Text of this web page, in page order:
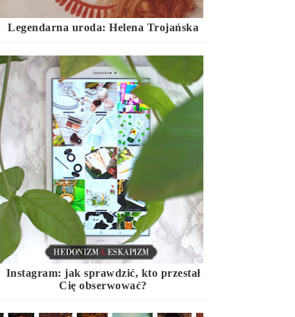
Legendarna uroda: Helena Trojańska
Instagram: jak sprawdzić, kto przestał
Cię obserwować?